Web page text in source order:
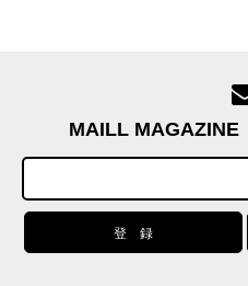
MAILL MAGAZINE